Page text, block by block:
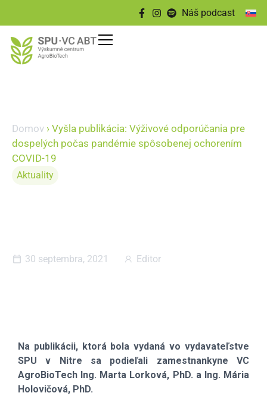
Náš podcast
Domov › Vyšla publikácia: Výživové odporúčania pre
dospelých počas pandémie spôsobenej ochorením
COVID-19
Aktuality
30 septembra, 2021 Editor
Na publikácii, ktorá bola vydaná vo vydavateľstve
SPU v Nitre sa podieľali zamestnankyne VC
AgroBioTech Ing. Marta Lorková, PhD. a Ing. Mária
Holovičová, PhD.